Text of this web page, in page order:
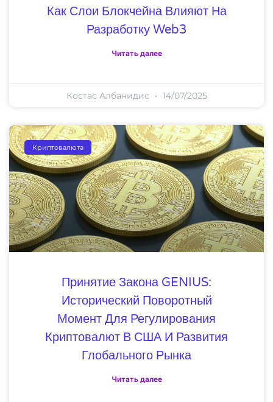
Как Слои Блокчейна Влияют На
Разработку Web3
Читать далее
Костас Албанидис 14/07/2025
Криптовалюта
Принятие Закона GENIUS:
Исторический Поворотный
Момент Для Регулирования
Криптовалют В США И Развития
Глобального Рынка
Читать далее